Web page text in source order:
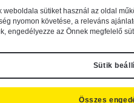
kereséséhez kérjük,
weboldala sütiket használ az oldal
nyomon követése, a releváns
engedélyezze az Önnek megfelelő
Sütik
Összes